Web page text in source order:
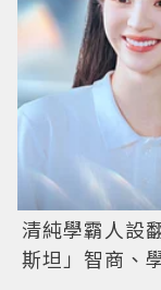
清純學霸人設
斯坦」智商、